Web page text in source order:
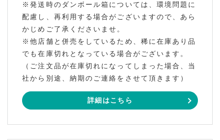
※発送時のダンボール箱については、環境問題に
配慮し、再利用する場合がございますので、あら
かじめご了承くださいませ。
※他店舗と併売をしているため、稀に在庫あり品
でも在庫切れとなっている場合がございます。
（ご注文品が在庫切れになってしまった場合、当
社から別途、納期のご連絡をさせて頂きます）
詳細はこちら